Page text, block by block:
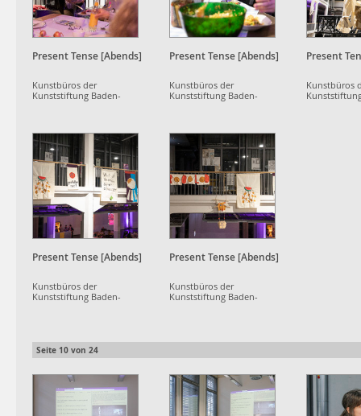
Present Tense [Abends]
Kunstbüros der
Kunststiftung Baden-
Present Tense [Abends]
Kunstbüros der
Kunststiftung Baden-
Present
Kunstbüros
Present Tense [Abends]
Kunstbüros der
Kunststiftung Baden-
Present Tense [Abends]
Kunstbüros der
Kunststiftung Baden-
Seite 10 von 24